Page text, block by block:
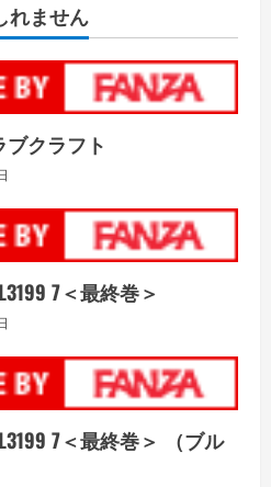
れません
ブクラフト
7＜最終巻＞
7＜最終巻＞ （ブル